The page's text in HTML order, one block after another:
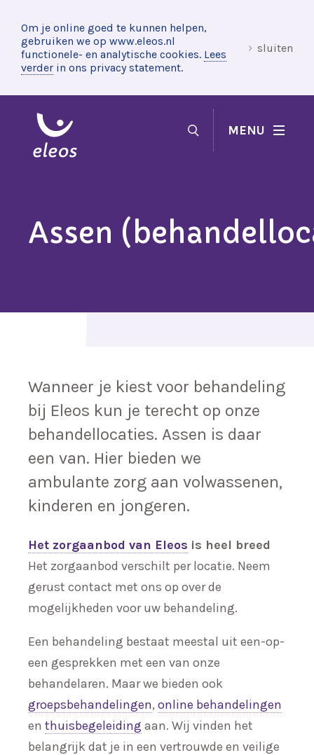
Om je online goed te kunnen helpen,
gebruiken we op www.eleos.nl
functionele- en analytische cookies. Lees
verder in ons privacy statement.
sluiten
MENU
Assen
Wanneer je kiest voor behandeling
bij Eleos kun je terecht op onze
behandellocaties. Assen is daar
een van. Hier bieden we
ambulante zorg aan volwassenen,
kinderen en jongeren.
Het zorgaanbod van Eleos is heel breed
Het zorgaanbod verschilt per locatie. Neem
gerust contact met ons op over de
mogelijkheden voor uw behandeling.
Een behandeling bestaat meestal uit een-op-
een gesprekken met een van onze
behandelaren. Maar we bieden ook
groepsbehandelingen, online behandelingen
en thuisbegeleiding aan. Wij vinden het
belangrijk dat je in een vertrouwde en veilige